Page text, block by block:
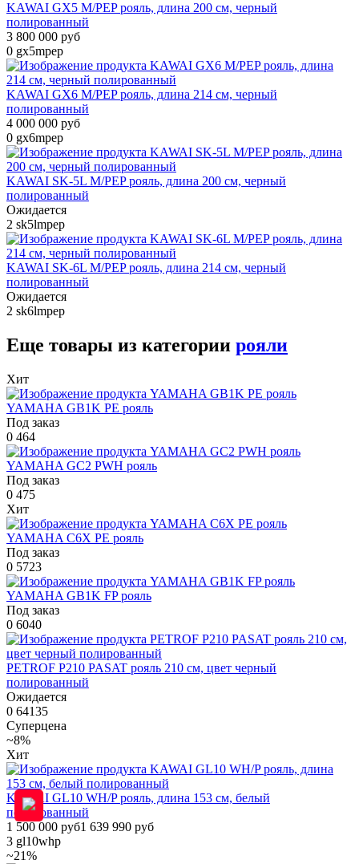
KAWAI GX5 M/PEP рояль, длина 200 см, черный
полированный
3 800 000 руб
0 gx5mpep
KAWAI GX6 M/PEP рояль, длина 214 см, черный
полированный
4 000 000 руб
0 gx6mpep
KAWAI SK-5L M/PEP рояль, длина 200 см, черный
полированный
Ожидается
2 sk5lmpep
KAWAI SK-6L M/PEP рояль, длина 214 см, черный
полированный
Ожидается
2 sk6lmpep
Еще товары из категории рояли
Хит
YAMAHA GB1K PE рояль
Под заказ
0 464
YAMAHA GC2 PWH рояль
Под заказ
0 475
Хит
YAMAHA C6X PE рояль
Под заказ
0 5723
YAMAHA GB1K FP рояль
Под заказ
0 6040
PETROF P210 PASAT рояль 210 см, цвет черный
полированный
Ожидается
0 64135
Суперцена
~8%
Хит
KAWAI GL10 WH/P рояль, длина 153 см, белый
полированный
1 500 000 руб1 639 990 руб
3 gl10whp
~21%